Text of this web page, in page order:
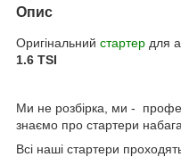
Опис
Оригінальний стартер для
1.6 TSI
Ми не розбірка, ми -
знаємо про стартери
Всі наші стартери